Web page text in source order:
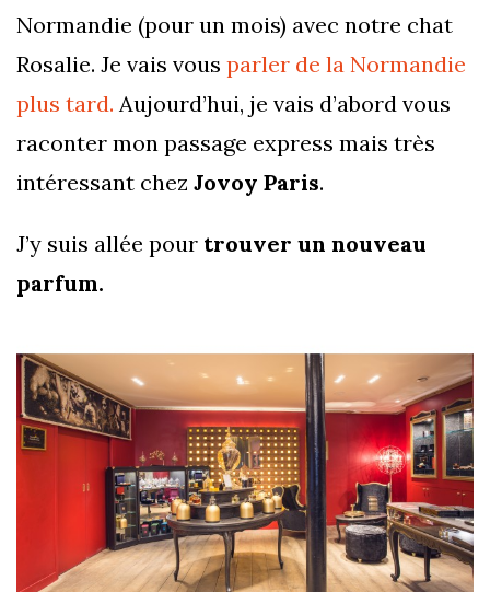
Normandie (pour un mois) avec notre chat
Rosalie. Je vais vous parler de la Normandie
plus tard. Aujourd’hui, je vais d’abord vous
raconter mon passage express mais très
intéressant chez Jovoy Paris.
J’y suis allée pour trouver un nouveau
parfum.